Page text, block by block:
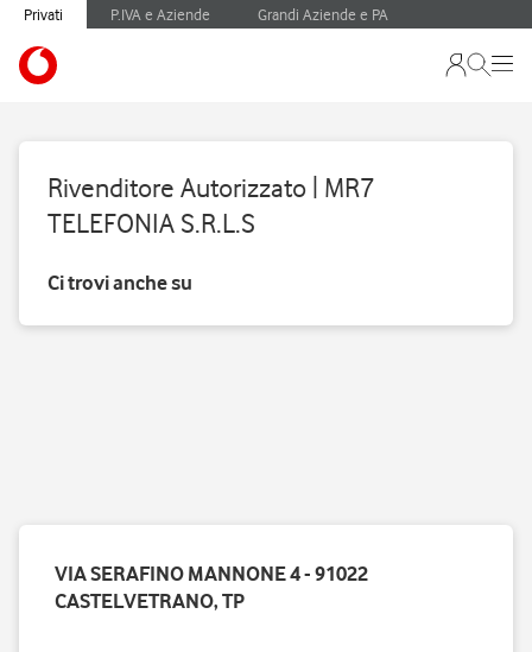
Privati P.IVA e Aziende Grandi Aziende e PA
Rivenditore Autorizzato | MR7
TELEFONIA S.R.L.S
Ci trovi anche su
VIA SERAFINO MANNONE 4 - 91022
CASTELVETRANO, TP